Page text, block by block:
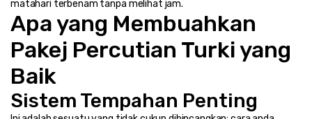
matahari terbenam tanpa melihat jam.
Apa yang Membuahkan
Pakej Percutian Turki yang
Baik
Sistem Tempahan Penting